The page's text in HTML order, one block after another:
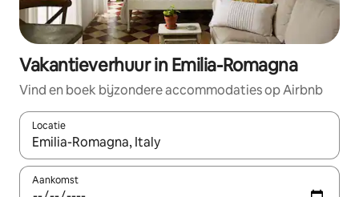
Vakantieverhuur in Emilia-Romagna
Vind en boek bijzondere accommodaties op Airbnb
Locatie
Wanneer er suggesties beschikbaar zijn, maak je een keuze
Aankomst